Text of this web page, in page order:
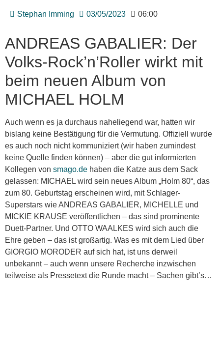
Stephan Imming 03/05/2023 06:00
ANDREAS GABALIER: Der
Volks-Rock’n’Roller wirkt mit
beim neuen Album von
MICHAEL HOLM
Auch wenn es ja durchaus naheliegend war, hatten wir
bislang keine Bestätigung für die Vermutung. Offiziell wurde
es auch noch nicht kommuniziert (wir haben zumindest
keine Quelle finden können) – aber die gut informierten
Kollegen von smago.de haben die Katze aus dem Sack
gelassen: MICHAEL wird sein neues Album „Holm 80“, das
zum 80. Geburtstag erscheinen wird, mit Schlager-
Superstars wie ANDREAS GABALIER, MICHELLE und
MICKIE KRAUSE veröffentlichen – das sind prominente
Duett-Partner. Und OTTO WAALKES wird sich auch die
Ehre geben – das ist großartig. Was es mit dem Lied über
GIORGIO MORODER auf sich hat, ist uns derweil
unbekannt – auch wenn unsere Recherche inzwischen
teilweise als Pressetext die Runde macht – Sachen gibt’s…